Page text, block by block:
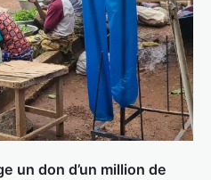
un don d’un million de